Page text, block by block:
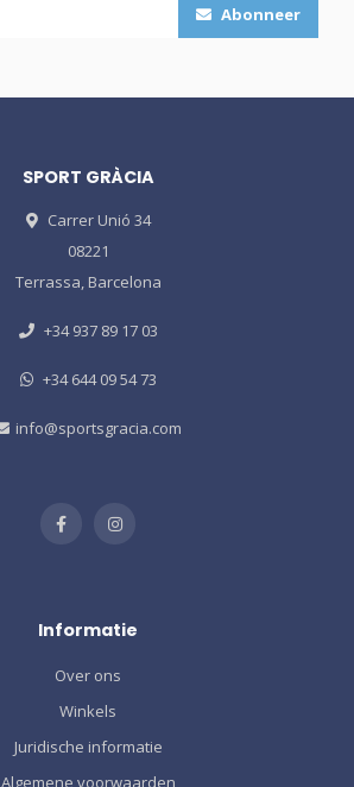
Abonneer
SPORT GRÀCIA
Carrer Unió 34
08221
Terrassa, Barcelona
+34 937 89 17 03
+34 644 09 54 73
info@sportsgracia.com
Informatie
Over ons
Winkels
Juridische informatie
Algemene voorwaarden